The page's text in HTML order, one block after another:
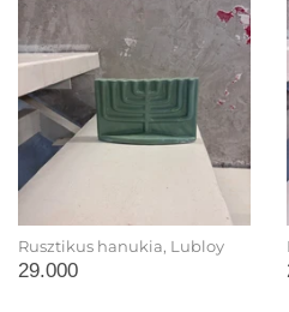
Rusztikus hanukia, Lubloy
29.000